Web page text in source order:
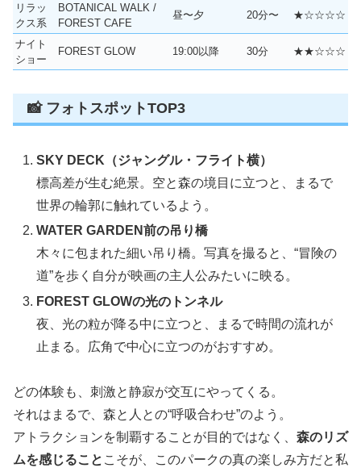
リラッ
クス系
BOTANICAL WALK /
FOREST CAFE
昼〜夕 20分〜 ★☆☆☆☆
ナイト
ショー
FOREST GLOW 19:00以降 30分 ★★☆☆☆
📸 フォトスポットTOP3
SKY DECK（ジャングル・フライト横）
標高差が生む絶景。空と森の境目に立つと、まるで
世界の輪郭に触れているよう。
WATER GARDEN前の吊り橋
木々に包まれた細い吊り橋。写真を撮ると、“冒険の
道”を歩く自分が映画の主人公みたいに映る。
FOREST GLOWの光のトンネル
夜、光の粒が降る中に立つと、まるで時間の流れが
止まる。広角で中心に立つのがおすすめ。
どの体験も、刺激と静寂が交互にやってくる。
それはまるで、森と人との“呼吸合わせ”のよう。
アトラクションを制覇することが目的ではなく、 森のリズ
ムを感じること こそが、このパークの真の楽しみ方だと私